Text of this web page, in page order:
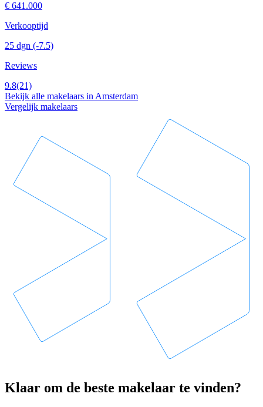
€ 641.000
Verkooptijd
25 dgn (-7.5)
Reviews
9.8(21)
Bekijk alle makelaars in Amsterdam
Vergelijk makelaars
Klaar om de beste makelaar te vinden?